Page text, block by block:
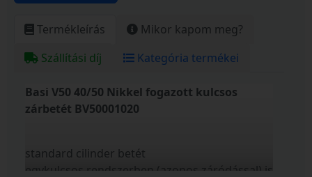
Termékleírás
Mikor kapom meg?
Szállítási díj
Kategória termékei
Basi V50 40/50 Nikkel fogazott kulcsos
zárbetét BV50001020
standard cilinder betét
egykulcsos rendszerben (azonos záródással) is